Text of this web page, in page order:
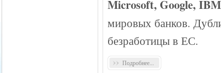
Microsoft, Google,
мировых банков.
безработицы в ЕС.
Подробнее...